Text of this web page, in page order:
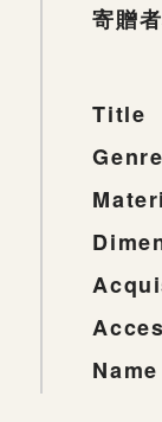
寄贈
Title
Genre